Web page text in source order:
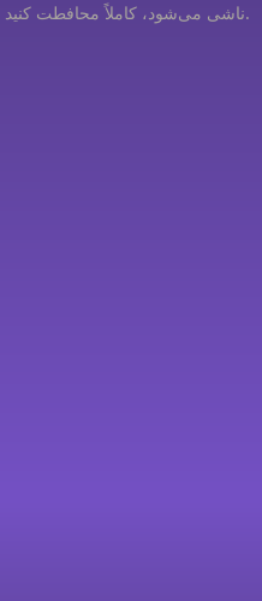
ناشی می‌شود، کاملاً محافطت کنید و ضرر و زیان را جبران کنید.